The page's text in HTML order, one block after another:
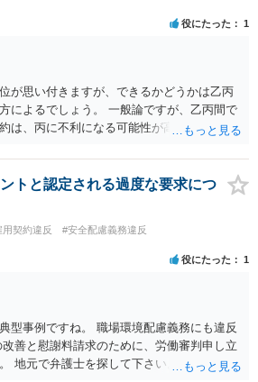
役にたった 1
が思い付きますが、できるかどうかは乙丙
によるでしょう。 一般論ですが、乙丙間で
は、丙に不利になる可能性が高いです。
トと認定される過度な要求につ
契約違反
#安全配慮義務違反
役にたった 1
型事例ですね。 職場環境配慮義務にも違反
善と慰謝料請求のために、労働審判申し立
地元で弁護士を探して下さい。